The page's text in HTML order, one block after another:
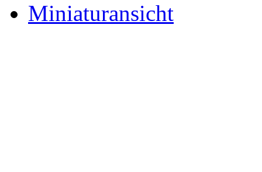
Miniaturansicht